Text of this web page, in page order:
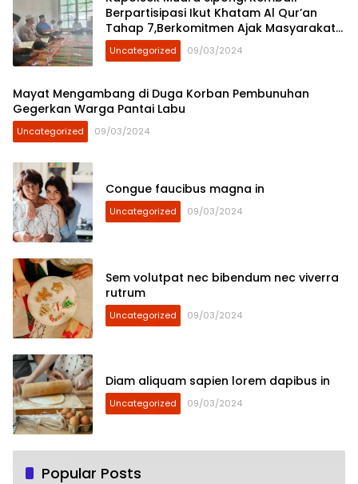
Berpartisipasi Ikut Khatam Al Qur’an
Tahap 7,Berkomitmen Ajak Masyarakat
Untuk Terus Berpartisipasi
Uncategorized 09/03/2024
Mayat Mengambang di Duga Korban Pembunuhan
Gegerkan Warga Pantai Labu
Uncategorized 09/03/2024
Congue faucibus magna in
Uncategorized 09/03/2024
Sem volutpat nec bibendum nec viverra
rutrum
Uncategorized 09/03/2024
Diam aliquam sapien lorem dapibus in
Uncategorized 09/03/2024
Popular Posts